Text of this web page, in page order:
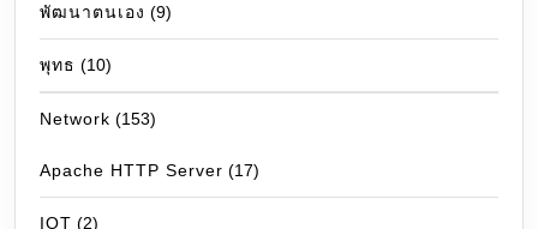
พัฒนาตนเอง (9)
พุทธ (10)
Network (153)
Apache HTTP Server (17)
IOT (2)